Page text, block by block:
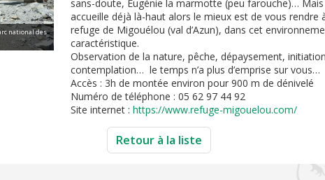
national des
sans-doute, Eugénie la marmotte (peu farouche)… Mais
accueille déjà là-haut alors le mieux est de vous rendre
refuge de Migouélou (val d’Azun), dans cet
caractéristique.
Observation de la nature, pêche, dépaysement, initiation
contemplation… le temps n’a plus d’emprise sur vous…
Accès : 3h de montée environ pour 900 m de dénivelé
Numéro de téléphone : 05 62 97 44 92
Site internet :https://www.refuge-migouelou.com/
Retour à la liste